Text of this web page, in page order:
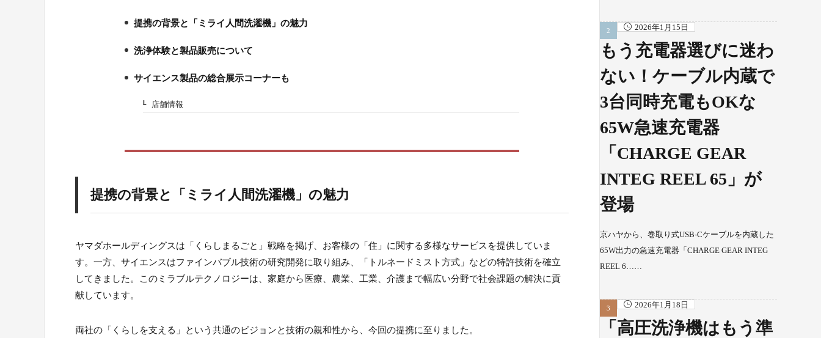
1.
提携の背景と「ミライ人間洗濯機」の魅力
2.
洗浄体験と製品販売について
サイエンス製品の総合展示コーナーも
3-1.店舗情報
提携の背景と「ミライ人間洗濯機」の魅力
ヤマダホールディングスは「くらしまるごと」戦略を掲げ、お客様の「住」に関する多様なサービスを提供していま
す。一方、サイエンスはファインバブル技術の研究開発に取り組み、「トルネードミスト方式」などの特許技術を確立
してきました。このミラブルテクノロジーは、家庭から医療、農業、工業、介護まで幅広い分野で社会課題の解決に貢
献しています。
両社の「くらしを支える」という共通のビジョンと技術の親和性から、今回の提携に至りました。
2026年1月15日
もう充電器選びに迷わ
ない！ケーブル内蔵で
3台同時充電もOKな
65W急速充電器
「CHARGE GEAR
INTEG REEL 65」が
登場
京ハヤから、巻取り式USB-Cケーブルを内蔵した
65W出力の急速充電器「CHARGE GEAR INTEG
REEL 6……
2026年1月18日
「高圧洗浄機はもう準